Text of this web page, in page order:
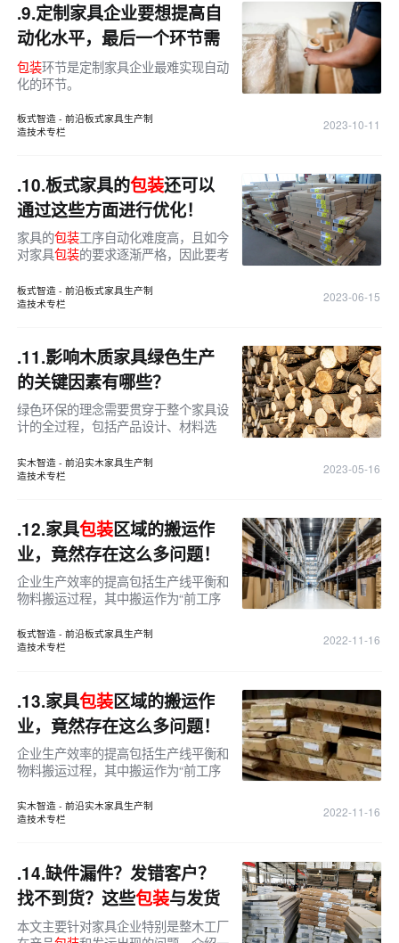
.9.定制家具企业要想提高自
动化水平，最后一个环节需
要重视！
包装环节是定制家具企业最难实现自动
化的环节。
板式智造 - 前沿板式家具生产制
造技术专栏
2023-10-11
.10.板式家具的包装还可以
通过这些方面进行优化！
家具的包装工序自动化难度高，且如今
对家具包装的要求逐渐严格，因此要考
板式智造 - 前沿板式家具生产制
造技术专栏
2023-06-15
.11.影响木质家具绿色生产
的关键因素有哪些？
绿色环保的理念需要贯穿于整个家具设
计的全过程，包括产品设计、材料选
及报废回收等。其中，生产制造是影响
家具绿色设计的重要环节之一。
实木智造 - 前沿实木家具生产制
造技术专栏
2023-05-16
.12.家具包装区域的搬运作
业，竟然存在这么多问题！
企业生产效率的提高包括生产线平衡和
物料搬运过程，其中搬运作为“前工序
有着重要的作用。
板式智造 - 前沿板式家具生产制
造技术专栏
2022-11-16
.13.家具包装区域的搬运作
业，竟然存在这么多问题！
企业生产效率的提高包括生产线平衡和
物料搬运过程，其中搬运作为“前工序
有着重要的作用。
实木智造 - 前沿实木家具生产制
造技术专栏
2022-11-16
.14.缺件漏件？发错客户？
找不到货？这些包装与发货
的问题怎么破？
本文主要针对家具企业特别是整木工厂